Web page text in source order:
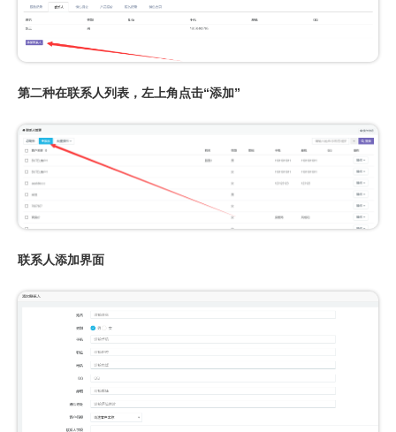
第二种在联系人列表，左上角点击“添加”
联系人添加界面